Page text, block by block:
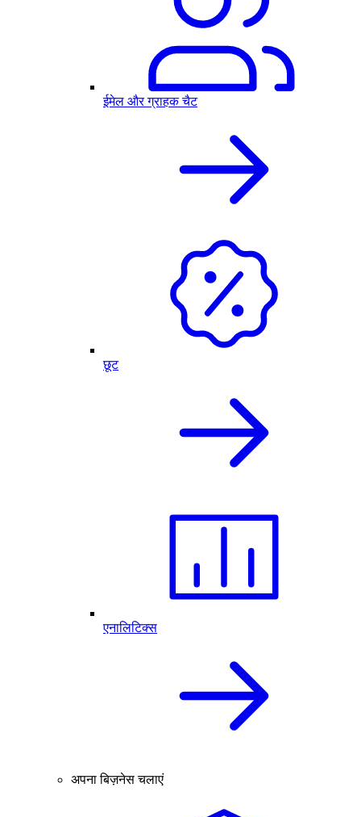
ईमेल और ग्राहक चैट
छूट
एनालिटिक्स
अपना बिज़नेस चलाएं